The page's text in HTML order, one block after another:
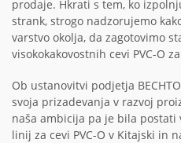
prodaje. Hkrati s tem, ko
strank, strogo nadzorujemo
varstvo okolja, da zagotovimo
visokokakovostnih cevi PVC-O
Ob ustanovitvi podjetja
svoja prizadevanja v razvoj
naša ambicija pa je bila
linij za cevi PVC-O v Kitajski in